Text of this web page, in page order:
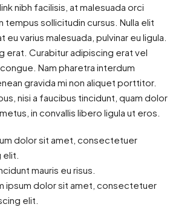
nibh facilisis, at malesuada orci
tempus sollicitudin cursus. Nulla elit
eu varius malesuada, pulvinar eu ligula.
erat. Curabitur adipiscing erat vel
Nam pharetra interdum
gravida mi non aliquet porttitor.
nisi a faucibus tincidunt, quam dolor
in convallis libero ligula ut eros.
dolor sit amet, consectetuer
mauris eu risus.
ipsum dolor sit amet, consectetuer
elit.